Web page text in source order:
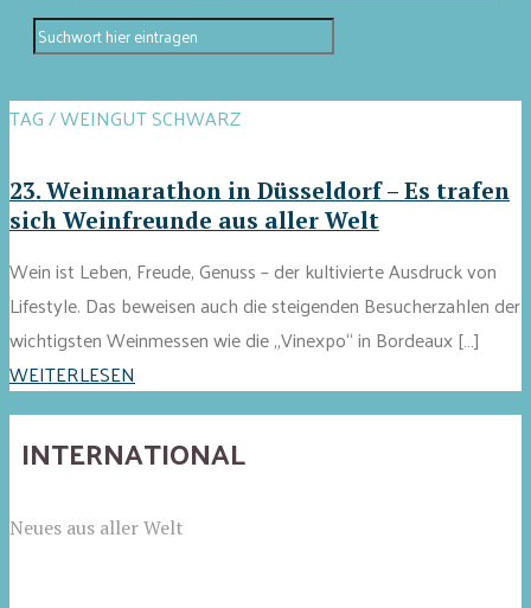
TAG / WEINGUT SCHWARZ
23. Weinmarathon in Düsseldorf – Es trafen
sich Weinfreunde aus aller Welt
Wein ist Leben, Freude, Genuss – der kultivierte Ausdruck von
Lifestyle. Das beweisen auch die steigenden Besucherzahlen der
wichtigsten Weinmessen wie die „Vinexpo“ in Bordeaux […]
WEITERLESEN
INTERNATIONAL
Neues aus aller Welt